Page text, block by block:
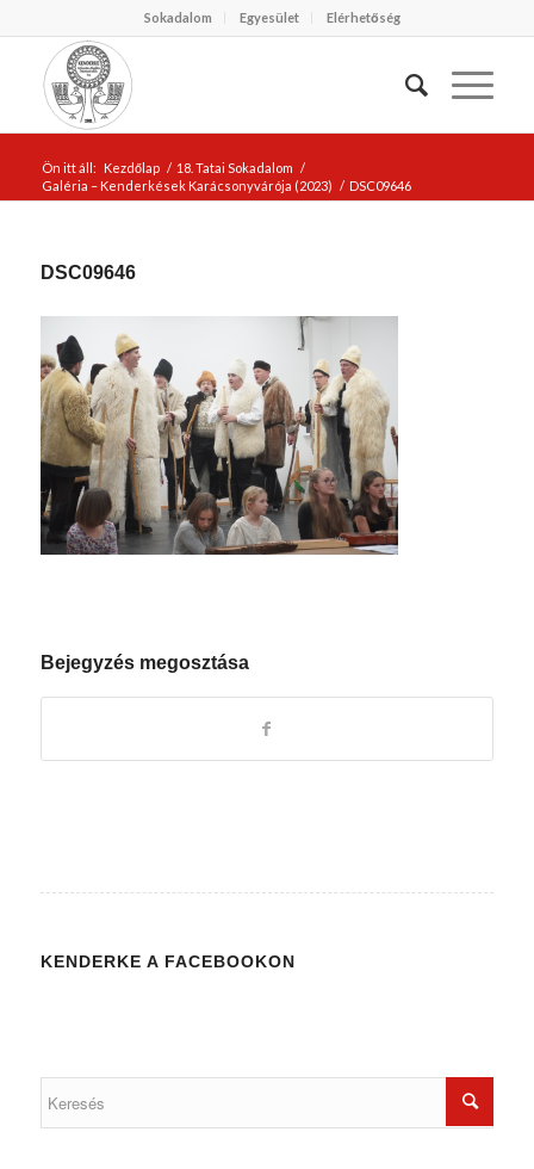
Sokadalom Egyesület Elérhetőség
Ön itt áll: Kezdőlap / 18. Tatai Sokadalom /
Galéria – Kenderkések Karácsonyvárója (2023) / DSC09646
DSC09646
Bejegyzés megosztása
KENDERKE A FACEBOOKON